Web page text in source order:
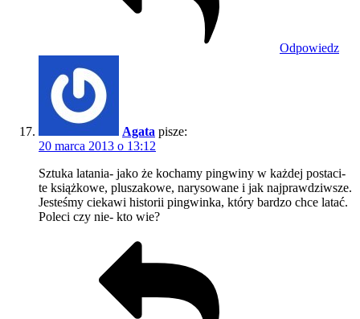
Odpowiedz
Agata pisze:
20 marca 2013 o 13:12
Sztuka latania- jako że kochamy pingwiny w każdej postaci-
te książkowe, pluszakowe, narysowane i jak najprawdziwsze.
Jesteśmy ciekawi historii pingwinka, który bardzo chce latać.
Poleci czy nie- kto wie?